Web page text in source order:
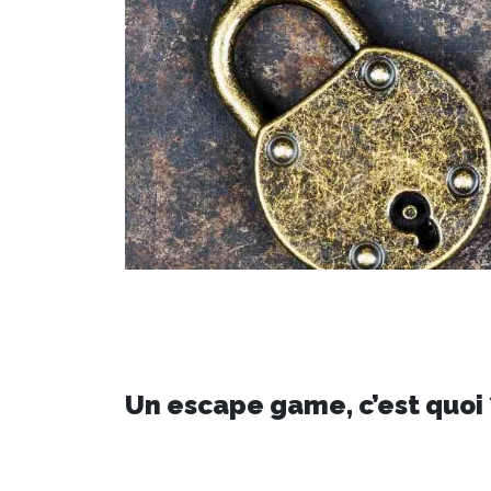
Un escape game, c’est quoi